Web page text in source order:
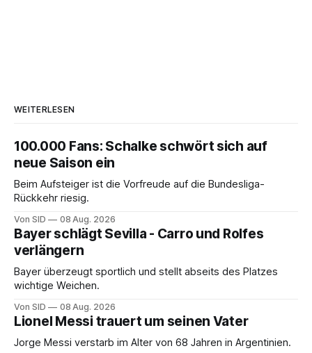
WEITERLESEN
100.000 Fans: Schalke schwört sich auf
neue Saison ein
Beim Aufsteiger ist die Vorfreude auf die Bundesliga-
Rückkehr riesig.
Von SID 08 Aug. 2026
Bayer schlägt Sevilla - Carro und Rolfes
verlängern
Bayer überzeugt sportlich und stellt abseits des Platzes
wichtige Weichen.
Von SID 08 Aug. 2026
Lionel Messi trauert um seinen Vater
Jorge Messi verstarb im Alter von 68 Jahren in Argentinien.